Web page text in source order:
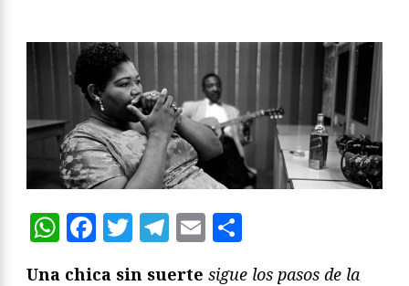
WhatsApp
Facebook
Twitter
Telegram
Email
Una chica sin suerte sigue los pasos de la